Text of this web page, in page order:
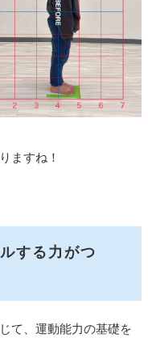
ますね！
する力がつ
て、運動能力の基礎を